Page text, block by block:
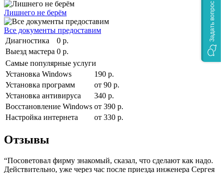
Лишнего не берём
Все документы предоставим
Диагностика
0 р.
Выезд мастера 0 р.
Самые популярные услуги
Установка Windows
190 р.
Установка программ
от 90 р.
Установка антивируса
340 р.
Восстановление Windows от 390 р.
Настройка интернета
от 330 р.
Отзывы
“Посоветовал фирму знакомый, сказал, что сделают как надо.
Действительно, уже через час после приезда инженера Сергея
Задать вопрос